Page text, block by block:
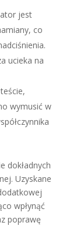
jest
co
ucieka na
wymusić w
dokładnych
Uzyskane
wpłynąć
poprawę